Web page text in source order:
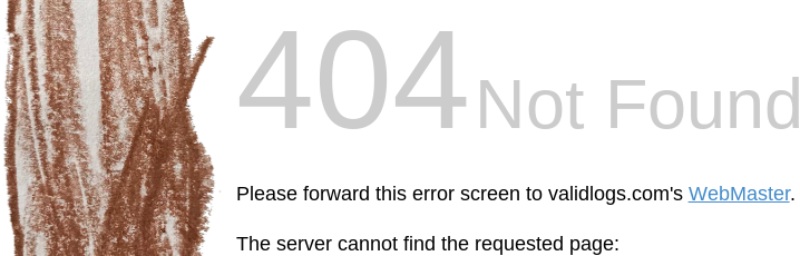
404Not Found
Please forward this error screen to validlogs.com's WebMaster.
The server cannot find the requested page: